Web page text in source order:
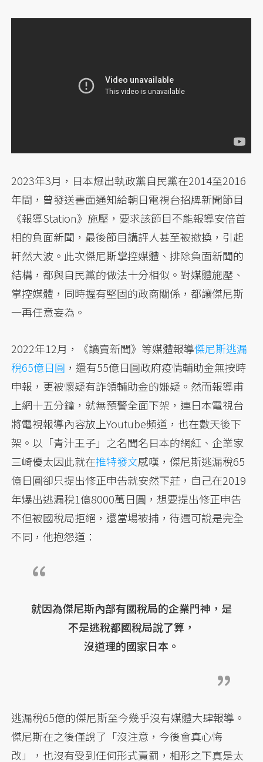
2023年3月，日本爆出執政黨自民黨在2014至2016
年間，曾發送書面通知給朝日電視台招牌新聞節目
《報導Station》施壓，要求該節目不能報導安倍首
相的負面新聞，最後節目講評人甚至被撤換，引起
軒然大波。此次傑尼斯掌控媒體、排除負面新聞的
結構，都與自民黨的做法十分相似。對媒體施壓、
掌控媒體，同時握有堅固的政商關係，都讓傑尼斯
一再任意妄為。
2022年12月，《讀賣新聞》等媒體報導傑尼斯逃漏
稅65億日圓 ，還有55億日圓政府疫情輔助金無按時
申報，更被懷疑有詐領輔助金的嫌疑。然而報導甫
上網十五分鐘，就無預警全面下架，連日本電視台
將電視報導內容放上Youtube頻道，也在數天後下
架。以「青汁王子」之名聞名日本的網紅、企業家
三崎優太因此就在推特發文感嘆，傑尼斯逃漏稅65
億日圓卻只提出修正申告就安然下莊，自己在2019
年爆出逃漏稅1億8000萬日圓，想要提出修正申告
不但被國稅局拒絕，還當場被捕，待遇可說是完全
不同，他抱怨道：
就因為傑尼斯內部有國稅局的企業門神，是
不是逃稅都國稅局說了算，
沒道理的國家日本。
逃漏稅65億的傑尼斯至今幾乎沒有媒體大肆報導。
傑尼斯在之後僅說了「沒注意，今後會真心悔
改」，也沒有受到任何形式責罰，相形之下真是太